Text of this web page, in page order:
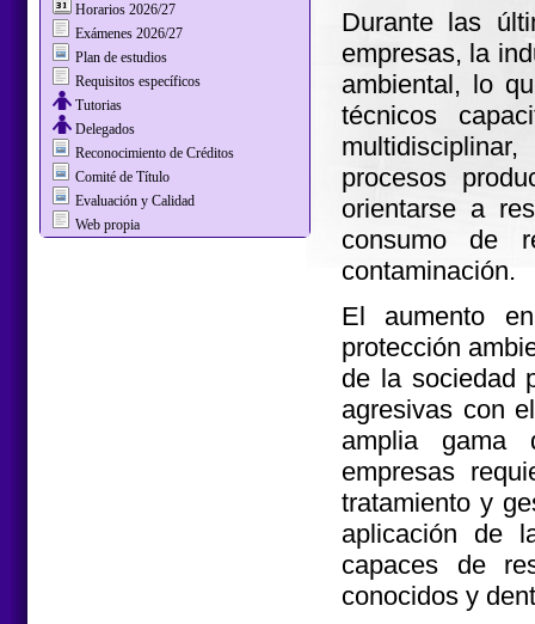
Horarios 2026/27
Exámenes 2026/27
Plan de estudios
Requisitos específicos
Tutorias
Delegados
Reconocimiento de Créditos
Comité de Título
Evaluación y Calidad
Web propia
Durante las
empresas, la
ambiental, lo
técnicos
procesos
orientarse a
consumo de
contaminación.
El aumento
protección
de la sociedad
agresivas con
amplia gama
empresas
tratamiento y
aplicación de
capaces de
conocidos y